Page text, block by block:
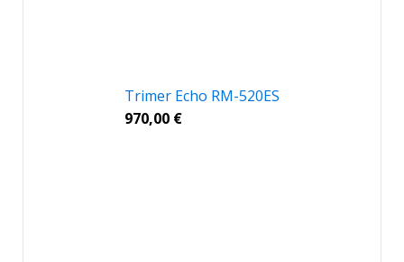
Trimer Echo RM-520ES
970,00 €